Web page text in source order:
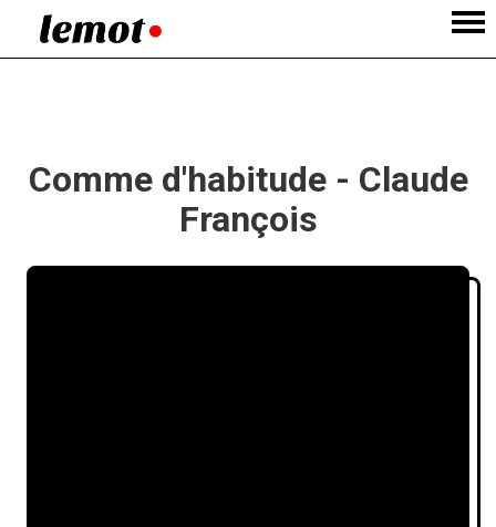
Comme d'habitude - Claude
François